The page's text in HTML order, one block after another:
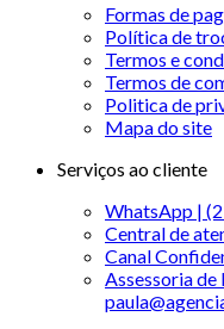
Formas de
Política de
Termos e
Termos de
Politica de
Mapa do site
Serviços ao cliente
WhatsApp |
Central de
Canal
Assessoria de